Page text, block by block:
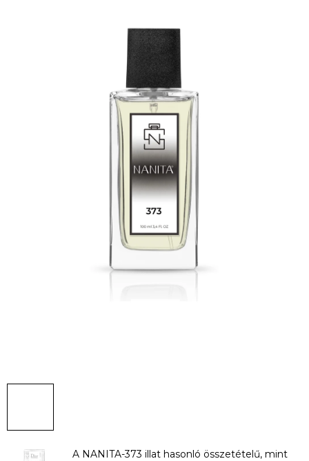
A NANITA-373 illat hasonló összetételű, mint